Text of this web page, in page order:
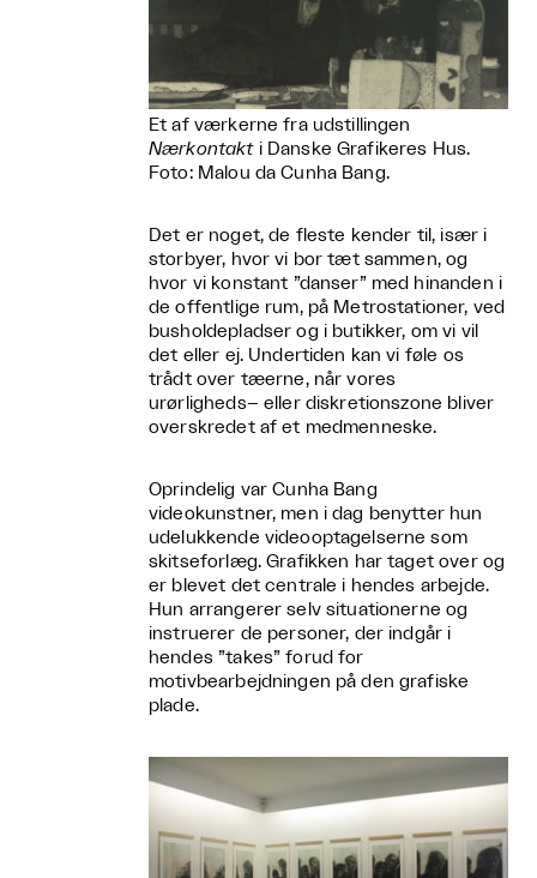
Et af værkerne fra udstillingen
Nærkontakti Danske Grafikeres Hus.
Foto: Malou da Cunha Bang.
Det er noget, de fleste kender til, især i
storbyer, hvor vi bor tæt sammen, og
hvor vi konstant ”danser” med hinanden i
de offentlige rum, på Metrostationer, ved
busholdepladser og i butikker, om vi vil
det eller ej. Undertiden kan vi føle os
trådt over tæerne, når vores
urørligheds– eller diskretionszone bliver
overskredet af et medmenneske.
Oprindelig var Cunha Bang
videokunstner, men i dag benytter hun
udelukkende videooptagelserne som
skitseforlæg. Grafikken har taget over og
er blevet det centrale i hendes arbejde.
Hun arrangerer selv situationerne og
instruerer de personer, der indgår i
hendes ”takes” forud for
motivbearbejdningen på den grafiske
plade.